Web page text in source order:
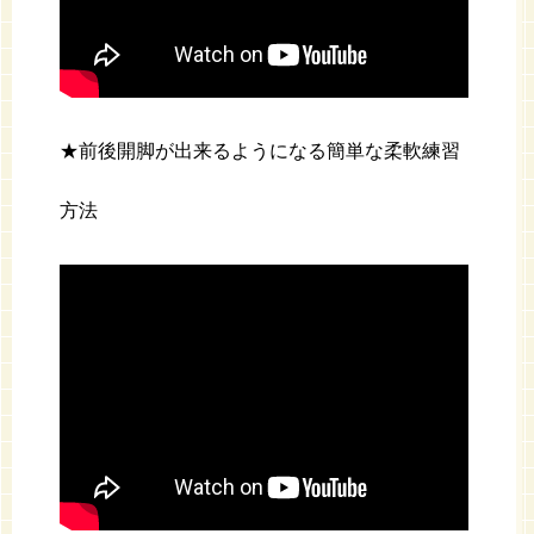
★前後開脚が出来るようになる簡単な柔軟練習
方法